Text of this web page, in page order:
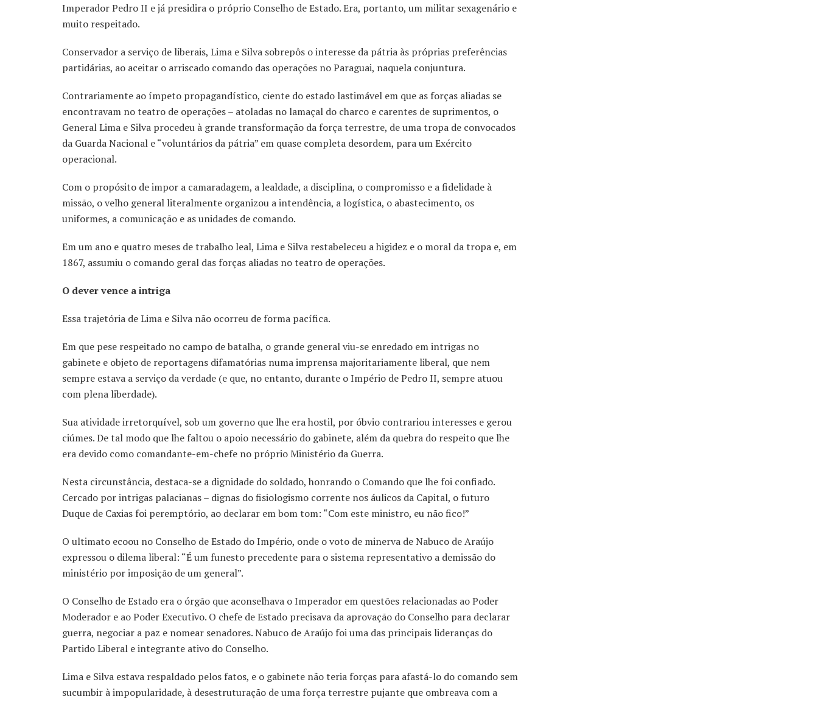
Imperador Pedro II e já presidira o próprio Conselho de Estado. Era, portanto, um militar sexagenário e
muito respeitado.
Conservador a serviço de liberais, Lima e Silva sobrepôs o interesse da pátria às próprias preferências
partidárias, ao aceitar o arriscado comando das operações no Paraguai, naquela conjuntura.
Contrariamente ao ímpeto propagandístico, ciente do estado lastimável em que as forças aliadas se
encontravam no teatro de operações – atoladas no lamaçal do charco e carentes de suprimentos, o
General Lima e Silva procedeu à grande transformação da força terrestre, de uma tropa de convocados
da Guarda Nacional e “voluntários da pátria” em quase completa desordem, para um Exército
operacional.
Com o propósito de impor a camaradagem, a lealdade, a disciplina, o compromisso e a fidelidade à
missão, o velho general literalmente organizou a intendência, a logística, o abastecimento, os
uniformes, a comunicação e as unidades de comando.
Em um ano e quatro meses de trabalho leal, Lima e Silva restabeleceu a higidez e o moral da tropa e, em
1867, assumiu o comando geral das forças aliadas no teatro de operações.
O dever vence a intriga
Essa trajetória de Lima e Silva não ocorreu de forma pacífica.
Em que pese respeitado no campo de batalha, o grande general viu-se enredado em intrigas no
gabinete e objeto de reportagens difamatórias numa imprensa majoritariamente liberal, que nem
sempre estava a serviço da verdade (e que, no entanto, durante o Império de Pedro II, sempre atuou
com plena liberdade).
Sua atividade irretorquível, sob um governo que lhe era hostil, por óbvio contrariou interesses e gerou
ciúmes. De tal modo que lhe faltou o apoio necessário do gabinete, além da quebra do respeito que lhe
era devido como comandante-em-chefe no próprio Ministério da Guerra.
Nesta circunstância, destaca-se a dignidade do soldado, honrando o Comando que lhe foi confiado.
Cercado por intrigas palacianas – dignas do fisiologismo corrente nos áulicos da Capital, o futuro
Duque de Caxias foi peremptório, ao declarar em bom tom: “Com este ministro, eu não fico!”
O ultimato ecoou no Conselho de Estado do Império, onde o voto de minerva de Nabuco de Araújo
expressou o dilema liberal: “É um funesto precedente para o sistema representativo a demissão do
ministério por imposição de um general”.
O Conselho de Estado era o órgão que aconselhava o Imperador em questões relacionadas ao Poder
Moderador e ao Poder Executivo. O chefe de Estado precisava da aprovação do Conselho para declarar
guerra, negociar a paz e nomear senadores. Nabuco de Araújo foi uma das principais lideranças do
Partido Liberal e integrante ativo do Conselho.
Lima e Silva estava respaldado pelos fatos, e o gabinete não teria forças para afastá-lo do comando sem
sucumbir à impopularidade, à desestruturação de uma força terrestre pujante que ombreava com a